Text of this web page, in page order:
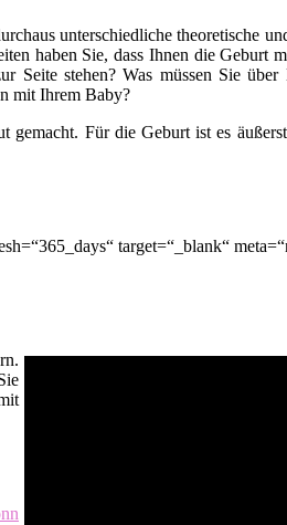
unterschiedliche theoretische
haben Sie, dass Ihnen die Geburt
Seite stehen? Was müssen Sie über
mit Ihrem Baby?
gemacht. Für die Geburt ist es
target=“_blank“